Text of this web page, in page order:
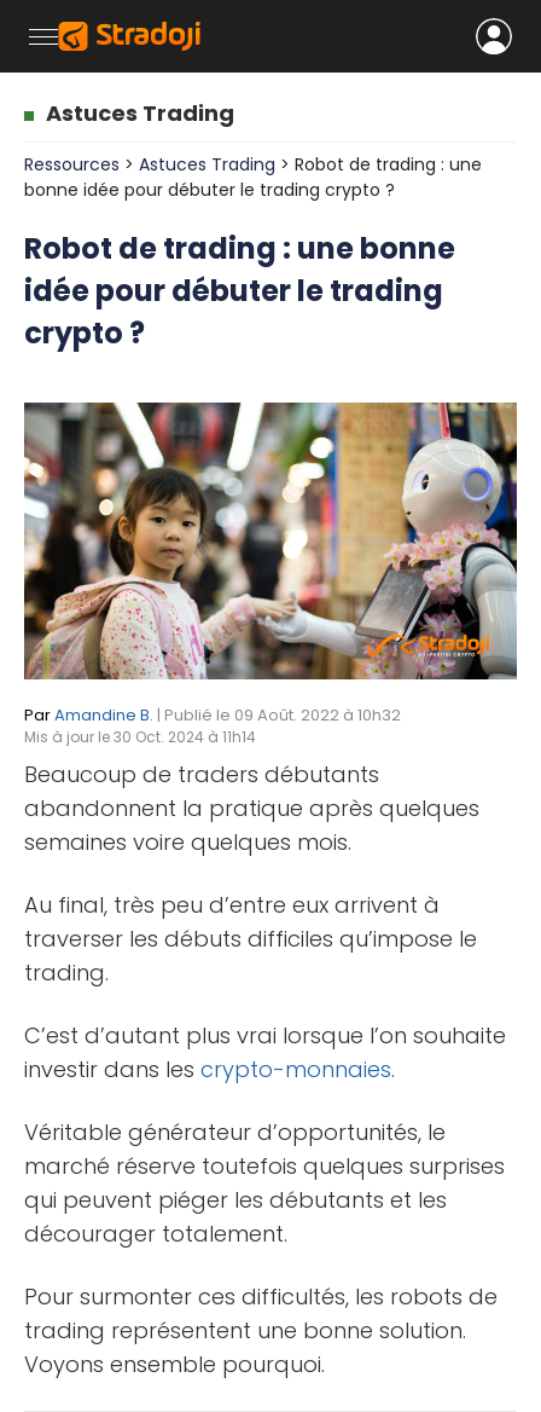
Astuces Trading
Ressources > Astuces Trading > Robot de trading : une
bonne idée pour débuter le trading crypto ?
Robot de trading : une bonne
idée pour débuter le trading
crypto ?
ParAmandine B. | Publié le 09 Août. 2022 à 10h32
Mis à jour le 30 Oct. 2024 à 11h14
Beaucoup de traders débutants
abandonnent la pratique après quelques
semaines voire quelques mois.
Au final, très peu d’entre eux arrivent à
traverser les débuts difficiles qu’impose le
trading.
C’est d’autant plus vrai lorsque l’on souhaite
investir dans les crypto-monnaies.
Véritable générateur d’opportunités, le
marché réserve toutefois quelques surprises
qui peuvent piéger les débutants et les
décourager totalement.
Pour surmonter ces difficultés, les robots de
trading représentent une bonne solution.
Voyons ensemble pourquoi.